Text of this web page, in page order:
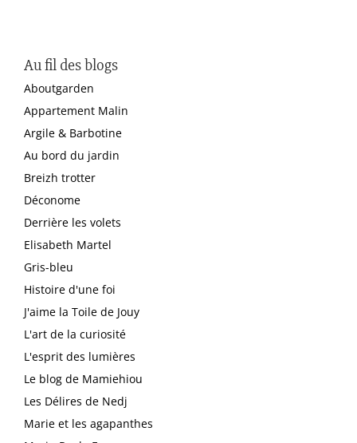
Au fil des blogs
Aboutgarden
Appartement Malin
Argile & Barbotine
Au bord du jardin
Breizh trotter
Déconome
Derrière les volets
Elisabeth Martel
Gris-bleu
Histoire d'une foi
J'aime la Toile de Jouy
L'art de la curiosité
L'esprit des lumières
Le blog de Mamiehiou
Les Délires de Nedj
Marie et les agapanthes